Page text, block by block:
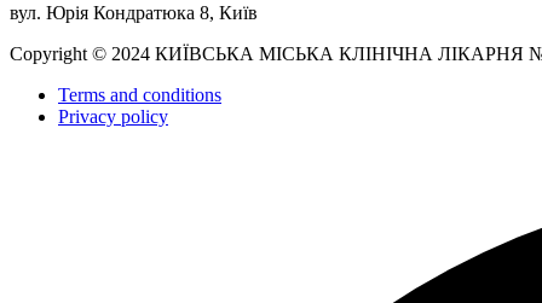
вул. Юрія Кондратюка 8, Київ
Copyright © 2024 КИЇВСЬКА МІСЬКА КЛІНІЧНА ЛІКАРНЯ
Terms and conditions
Privacy policy